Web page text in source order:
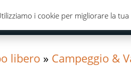
libero » Campeggio &
i cookie per migliorare la